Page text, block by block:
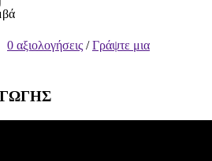
0 αξιολογήσεις /Γράψτε μια